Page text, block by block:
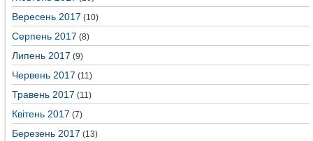
Вересень 2017 (10)
Серпень 2017 (8)
Липень 2017 (9)
Червень 2017 (11)
Травень 2017 (11)
Квітень 2017 (7)
Березень 2017 (13)